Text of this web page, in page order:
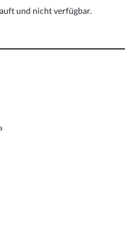
und nicht verfügbar.